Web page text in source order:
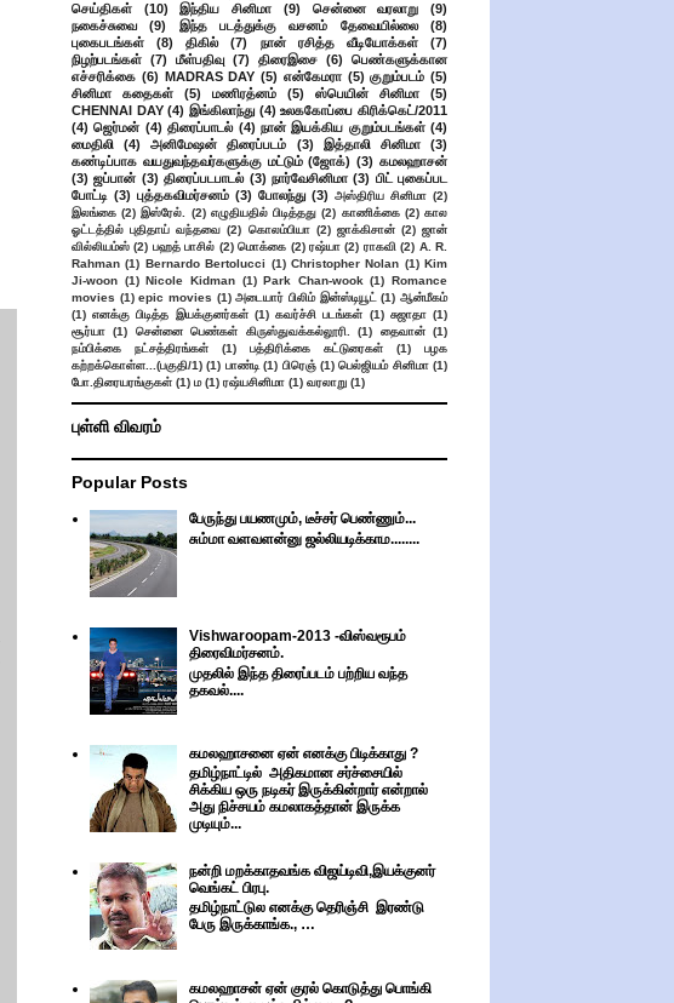
செய்திகள்
(10) இந்திய சினிமா (9) சென்னை வரலாறு
(9)
நகைச்சுவை
(9) இந்த படத்துக்கு வசனம் தேவையில்லை
(8)
புகைபடங்கள்
(8) திகில் (7) நான் ரசித்த வீடியோக்கள்
(7)
நிழற்படங்கள் (7) மீள்பதிவு (7) திரைஇசை (6)
பெண்களுக்கான
எச்சரிக்கை (6) MADRAS DAY (5) என்கேமரா (5) குறும்படம் (5)
சினிமா கதைகள்
(5) மணிரத்னம் (5) ஸ்பெயின் சினிமா
(5)
CHENNAI DAY (4) இங்கிலாந்து (4) உலககோப்பை கிரிக்கெட்/2011
(4) ஜெர்மன் (4) திரைப்பாடல் (4) நான் இயக்கிய குறும்படங்கள் (4)
மைதிலி
(4) அனிமேஷன் திரைப்படம் (3) இத்தாலி சினிமா
(3)
கண்டிப்பாக வயதுவந்தவர்களுக்கு மட்டும் (ஜோக்) (3) கமலஹாசன்
(3) ஜப்பான் (3) திரைப்படபாடல் (3) நார்வேசினிமா (3) பிட் புகைப்பட
போட்டி (3) புத்தகவிமர்சனம் (3) போலந்து (3) அஸ்திரிய சினிமா (2)
இலங்கை (2) இஸ்ரேல். (2) எழுதியதில் பிடித்தது (2) காணிக்கை (2) கால
ஓட்டத்தில் புதிதாய் வந்தவை (2) கொலம்பியா (2) ஜாக்கிசான் (2) ஜான்
வில்லியம்ஸ் (2) பஹத் பாசில் (2) மொக்கை (2) ரஷ்யா (2) ராகவி (2) A. R.
Rahman (1) Bernardo Bertolucci (1) Christopher Nolan (1) Kim
Ji-woon (1) Nicole Kidman (1) Park Chan-wook (1) Romance
movies (1) epic movies (1) அடையார் பிலிம் இன்ஸ்டியூட் (1) ஆன்மீகம்
(1) எனக்கு பிடித்த இயக்குனர்கள் (1) கவர்ச்சி படங்கள் (1) சுஜாதா (1)
சூர்யா (1) சென்னை பெண்கள் கிருஸ்துவக்கல்லூரி. (1) தைவான் (1)
நம்பிக்கை நட்சத்திரங்கள்
(1) பத்திரிக்கை கட்டுரைகள் (1)
பழக
கற்றக்கொள்ள...(பகுதி/1) (1) பாண்டி (1) பிரெஞ் (1) பெல்ஜியம் சினிமா (1)
போ.திரையரங்குகள் (1) ம (1) ரஷ்யசினிமா (1) வரலாறு (1)
புள்ளி விவரம்
Popular Posts
பேருந்து பயணமும், டீச்சர் பெண்ணும்...
சும்மா வளவளன்னு ஜல்லியடிக்காம........
Vishwaroopam-2013 -விஸ்வரூபம்
திரைவிமர்சனம்.
முதலில் இந்த திரைப்படம் பற்றிய வந்த
தகவல்....
கமலஹாசனை ஏன் எனக்கு பிடிக்காது ?
தமிழ்நாட்டில் அதிகமான சர்ச்சையில்
சிக்கிய ஒரு நடிகர் இருக்கின்றார் என்றால்
அது நிச்சயம் கமலாகத்தான் இருக்க
முடியும்...
நன்றி மறக்காதவங்க விஜய்டிவி,இயக்குனர்
வெங்கட் பிரபு.
தமிழ்நாட்டுல எனக்கு தெரிஞ்சி இரண்டு
பேரு இருக்காங்க., …
கமலஹாசன் ஏன் குரல் கொடுத்து பொங்கி